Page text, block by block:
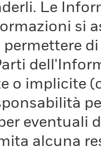
Le
si
permettere
o implicite
eventuali
alcuna